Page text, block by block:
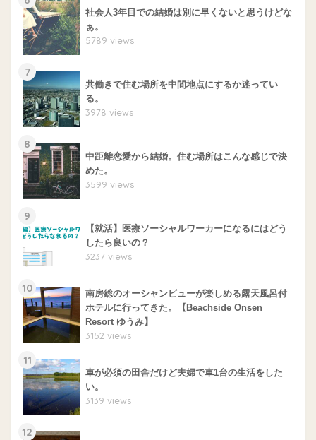
社会人3年目での結婚は別に早くないと思うけどな
ぁ。
5789 views
7
共働きで住む場所を中間地点にするか迷ってい
る。
3978 views
8
中距離恋愛から結婚。住む場所はこんな感じで決
めた。
3599 views
9
【就活】医療ソーシャルワーカーになるにはどう
したら良いの？
3237 views
10
南房総のオーシャンビューが楽しめる露天風呂付
ホテルに行ってきた。【Beachside Onsen
Resort ゆうみ】
3152 views
11
車が必須の田舎だけど夫婦で車1台の生活をした
い。
3139 views
12